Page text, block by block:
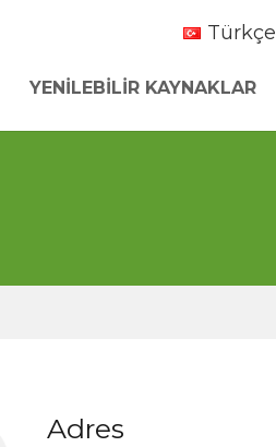
Türkçe
YENILEBILIR KAYNAKLAR
Adres